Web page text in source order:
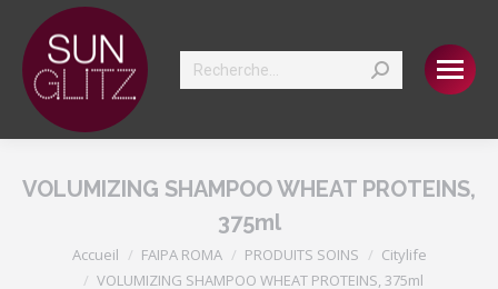
Search:
VOLUMIZING SHAMPOO WHEAT PROTEINS,
375ml
Vous êtes ici :
Accueil FAIPA ROMA PRODUITS SOINS
Citylife
VOLUMIZING SHAMPOO WHEAT PROTEINS, 375ml